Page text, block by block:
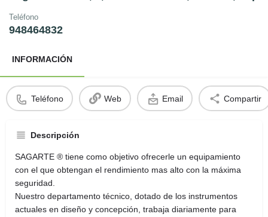
Teléfono
948464832
INFORMACIÓN
Teléfono Web Email Compartir
Descripción
SAGARTE ® tiene como objetivo ofrecerle un equipamiento
con el que obtengan el rendimiento mas alto con la máxima
seguridad.
Nuestro departamento técnico, dotado de los instrumentos
actuales en diseño y concepción, trabaja diariamente para